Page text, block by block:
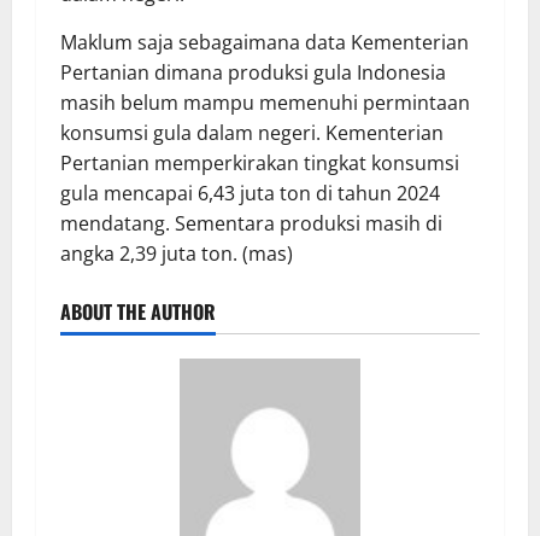
Maklum saja sebagaimana data Kementerian
Pertanian dimana produksi gula Indonesia
masih belum mampu memenuhi permintaan
konsumsi gula dalam negeri. Kementerian
Pertanian memperkirakan tingkat konsumsi
gula mencapai 6,43 juta ton di tahun 2024
mendatang. Sementara produksi masih di
angka 2,39 juta ton. (mas)
ABOUT THE AUTHOR